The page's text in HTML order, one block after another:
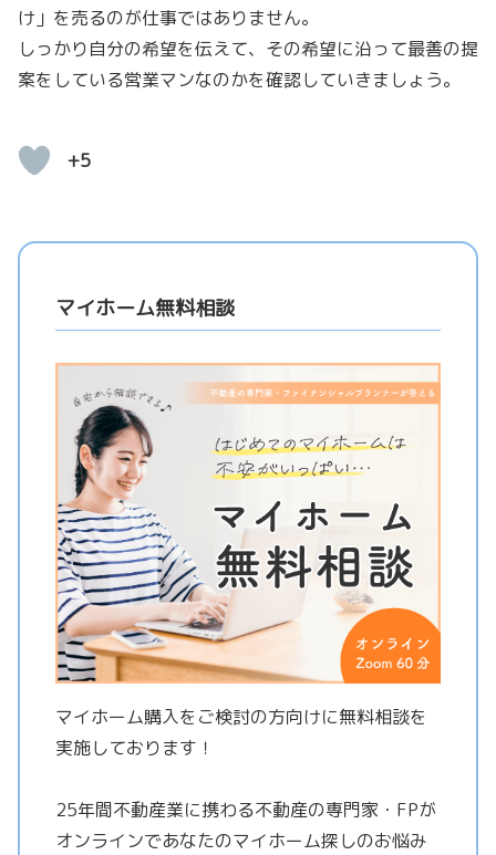
け」を売るのが仕事ではありません。
しっかり自分の希望を伝えて、その希望に沿って最善の提
案をしている営業マンなのかを確認していきましょう。
+5
マイホーム無料相談
マイホーム購入をご検討の方向けに無料相談を
実施しております！
25年間不動産業に携わる不動産の専門家・FPが
オンラインであなたのマイホーム探しのお悩み